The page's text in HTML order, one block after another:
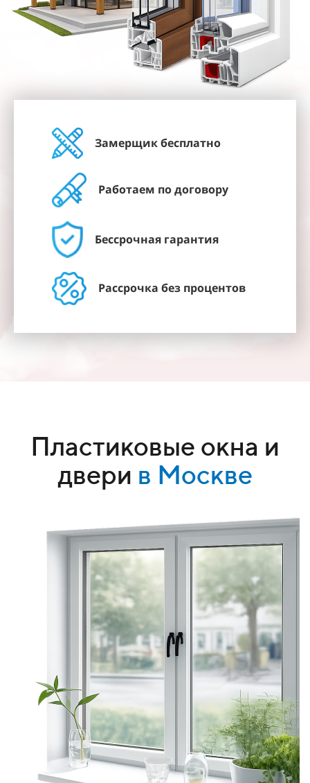
Замерщик бесплатно
Работаем по договору
Бессрочная гарантия
Рассрочка без процентов
Пластиковые окна и
двери в Москве